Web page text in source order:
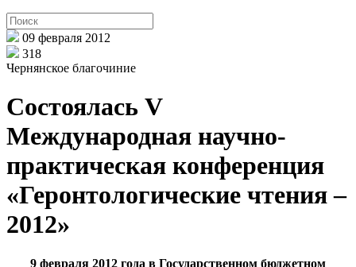
09 февраля 2012
318
Чернянское благочиние
Состоялась V
Международная научно-
практическая конференция
«Геронтологические чтения –
2012»
9 февраля 2012 года в Государственном бюджетном